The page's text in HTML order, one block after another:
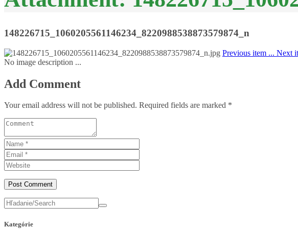
148226715_1060205561146234_8220988538873579874_n
Previous item ... Next
No image description ...
Add Comment
Your email address will not be published. Required fields are marked *
Kategórie